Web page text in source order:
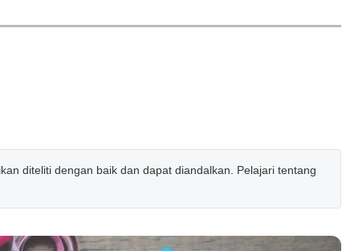
diteliti dengan baik dan dapat diandalkan. Pelajari tentang